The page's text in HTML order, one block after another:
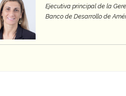
Ejecutiva principal de la
Banco de Desarrollo de